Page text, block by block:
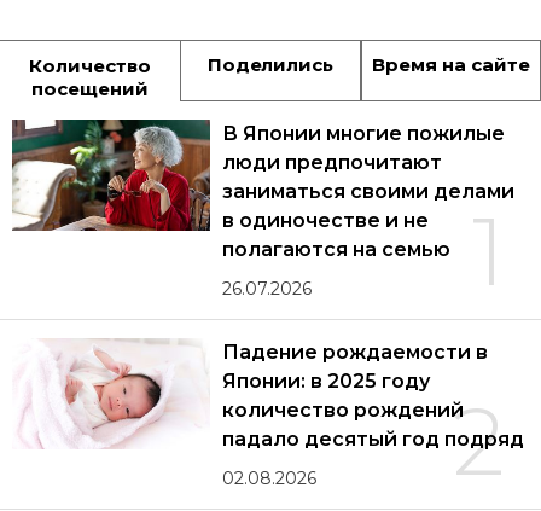
Количество
посещений
Поделились Время на сайте
1
В Японии многие пожилые
люди предпочитают
заниматься своими делами
в одиночестве и не
полагаются на семью
26.07.2026
2
Падение рождаемости в
Японии: в 2025 году
количество рождений
падало десятый год подряд
02.08.2026